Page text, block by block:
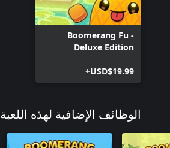
Boomerang Fu -
Deluxe Edition
USD$19.99+
الوظائف الإضافية لهذه اللعبة